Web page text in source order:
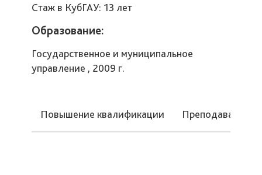
Стаж в КубГАУ: 13 лет
Образование:
Государственное и муниципальное
управление , 2009 г.
Повышение квалификации Преподаваемые